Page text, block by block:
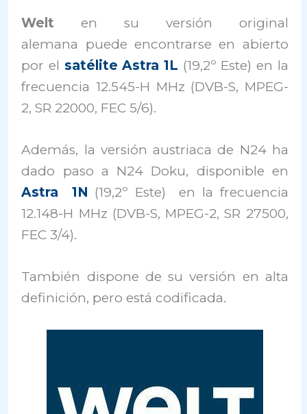
Welt en su versión original
alemana puede encontrarse en abierto
por el satélite Astra 1L (19,2º Este) en la
frecuencia 12.545-H MHz (DVB-S, MPEG-
2, SR 22000, FEC 5/6).
Además, la versión austriaca de N24 ha
dado paso a N24 Doku, disponible en
Astra 1N (19,2º Este) en la frecuencia
12.148-H MHz (DVB-S, MPEG-2, SR 27500,
FEC 3/4).
También dispone de su versión en alta
definición, pero está codificada.